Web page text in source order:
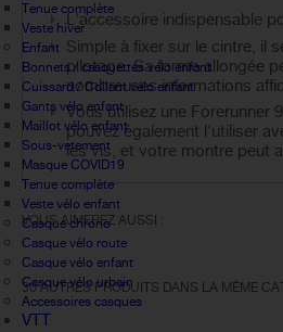
Tenue complète
Veste hiver
Enfant
Bonnets / casquettes velo enfant
Cuissard / Collant vélo enfant
Gants vélo enfant
Maillot vélo enfant
Sous-vetement
Masque COVID19
Tenue complète
Veste vélo enfant
Casque chrono
Casque vélo route
Casque vélo enfant
Casque vélo urbain
Accessoires casques
VTT
L'accessoire indispensable
Simple à fixer sur le cintre, il
pilotage. Sa forme allongée
nombreuses informations
Vous utilisez une Forerunner
pouvez également l'utiliser
les vis, et votre montre peut
VOUS AIMEREZ AUSSI :
30 AUTRES PRODUITS DANS LA MÊME